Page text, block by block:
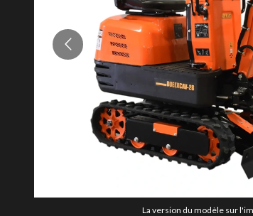
La version du modèle sur